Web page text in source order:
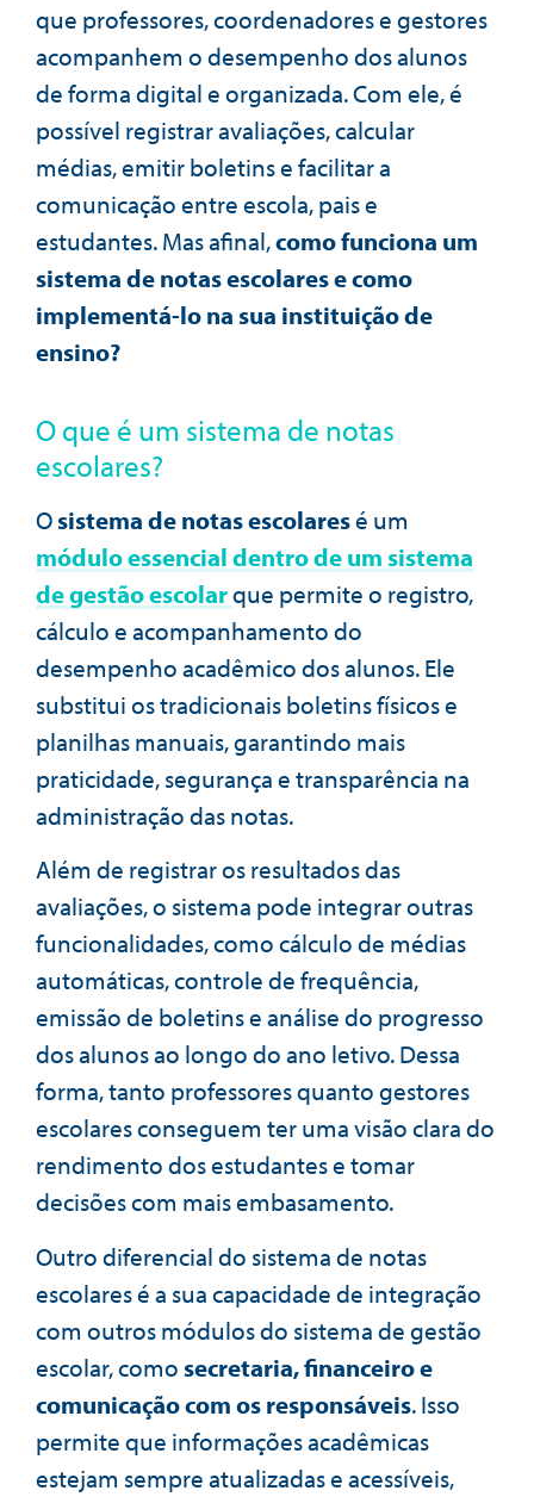
que professores, coordenadores e gestores
acompanhem o desempenho dos alunos
de forma digital e organizada. Com ele, é
possível registrar avaliações, calcular
médias, emitir boletins e facilitar a
comunicação entre escola, pais e
estudantes. Mas afinal,como funciona um
sistema de notas escolares e como
implementá-lo na sua instituição de
ensino?
O que é um sistema de notas
escolares?
Osistema de notas escolaresé um
módulo essencial dentro de um sistema
de gestão escolarque permite o registro,
cálculo e acompanhamento do
desempenho acadêmico dos alunos. Ele
substitui os tradicionais boletins físicos e
planilhas manuais, garantindo mais
praticidade, segurança e transparência na
administração das notas.
Além de registrar os resultados das
avaliações, o sistema pode integrar outras
funcionalidades, como cálculo de médias
automáticas, controle de frequência,
emissão de boletins e análise do progresso
dos alunos ao longo do ano letivo. Dessa
forma, tanto professores quanto gestores
escolares conseguem ter uma visão clara do
rendimento dos estudantes e tomar
decisões com mais embasamento.
Outro diferencial do sistema de notas
escolares é a sua capacidade de integração
com outros módulos do sistema de gestão
escolar, como secretaria, financeiro e
comunicação com os responsáveis. Isso
permite que informações acadêmicas
estejam sempre atualizadas e acessíveis,